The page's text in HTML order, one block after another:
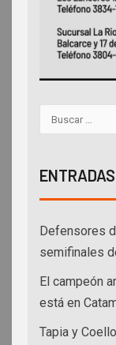
Defensores
semifinales
El campeón
está en
Tapia y